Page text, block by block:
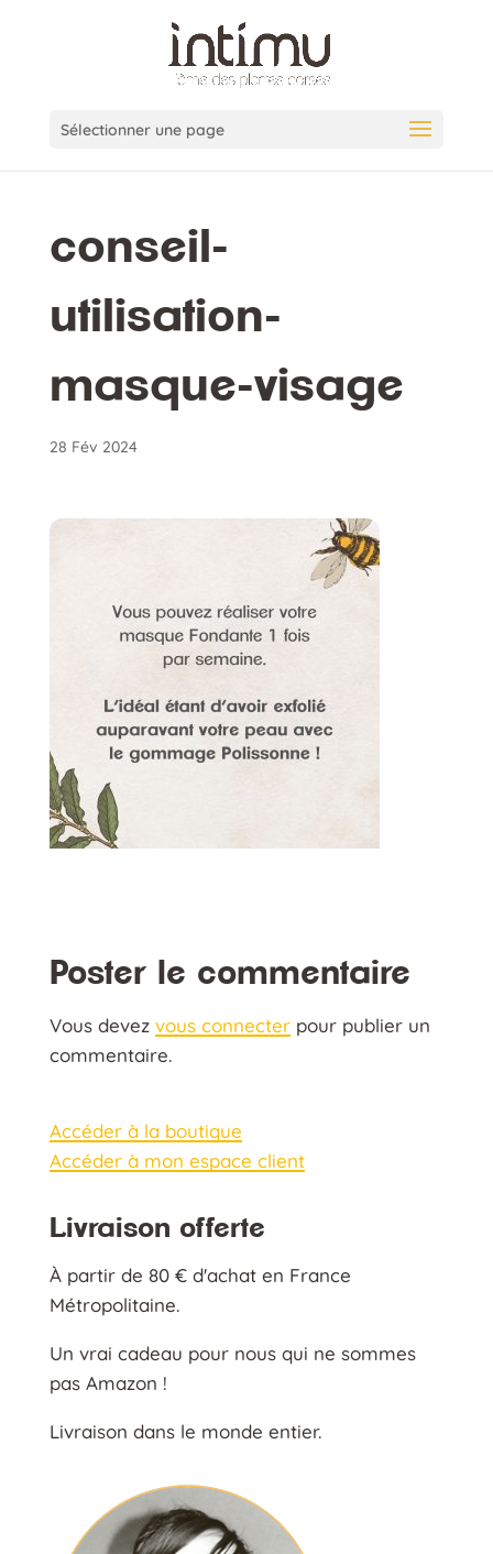
Sélectionner une page
conseil-
utilisation-
masque-visage
28 Fév 2024
Poster le commentaire
Vous devez vous connecterpour publier un
commentaire.
Accéder à la boutique
Accéder à mon espace client
Livraison offerte
À partir de 80 € d'achat en France
Métropolitaine.
Un vrai cadeau pour nous qui ne sommes
pas Amazon !
Livraison dans le monde entier.